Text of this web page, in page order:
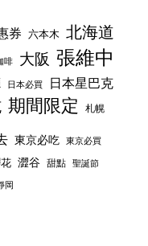
券 六本木 北海道
啡 大阪 張維中
日本必買 日本星巴克
期間限定 札幌
東京必吃 東京必買
澀谷 甜點 聖誕節
岡